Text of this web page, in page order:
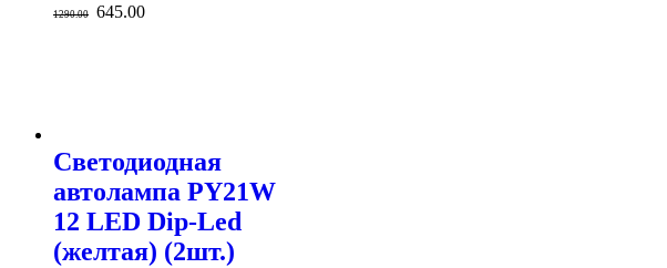
1290.00 645.00
Светодиодная
автолампа PY21W
12 LED Dip-Led
(желтая) (2шт.)